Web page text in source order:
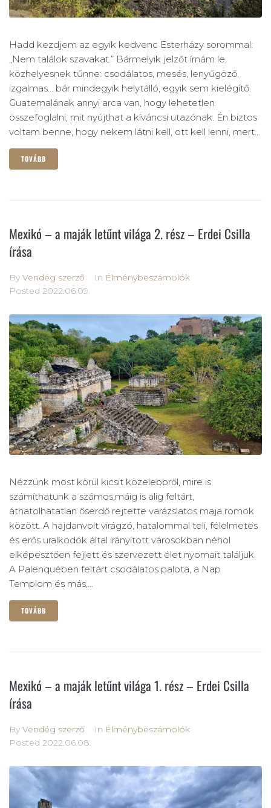
Hadd kezdjem az egyik kedvenc Esterházy sorommal:
„Nem találok szavakat.” Bármelyik jelzőt írnám le,
közhelyesnek tűnne: csodálatos, mesés, lenyűgöző,
izgalmas… bár mindegyik helytálló, egyik sem kielégítő.
Guatemalának annyi arca van, hogy lehetetlen
összefoglalni, mit nyújthat a kíváncsi utazónak. Én biztos
voltam benne, hogy nekem látni kell, ott kell lenni, mert...
TOVÁBB
Mexikó – a maják letűnt világa 2. rész – Erdei Csilla
írása
By Vendég szerző In Élménybeszámolók
Posted 2022.06.09.
Nézzünk most körül kicsit közelebbről, mire is
számíthatunk a számos,máig is alig feltárt,
áthatolhatatlan őserdő rejtette varázslatos maja romok
között. A hajdanvolt virágzó, hatalommal teli, félelmetes
és erős uralkodók által irányított városokban néhol
elképesztően fejlett és szervezett élet nyomait találjuk.
A Palenquében feltárt csodálatos palota, a Nap
Templom és más,...
TOVÁBB
Mexikó – a maják letűnt világa 1. rész – Erdei Csilla
írása
By Vendég szerző In Élménybeszámolók
Posted 2022.06.08.